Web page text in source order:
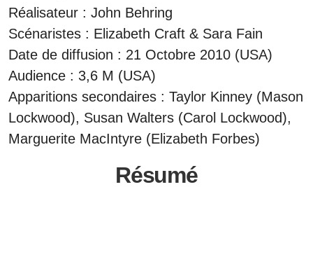
Réalisateur : John Behring
Scénaristes : Elizabeth Craft & Sara Fain
Date de diffusion : 21 Octobre 2010 (USA)
Audience : 3,6 M (USA)
Apparitions secondaires : Taylor Kinney (Mason
Lockwood), Susan Walters (Carol Lockwood),
Marguerite MacIntyre (Elizabeth Forbes)
Résumé